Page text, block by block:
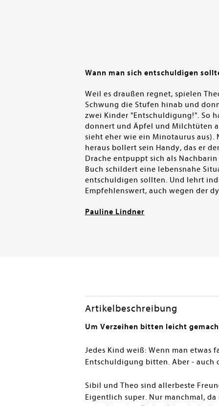
Wann man sich entschuldigen
Weil es draußen regnet, spielen
Schwung die Stufen hinab und
zwei Kinder "Entschuldigung!". So
donnert und Äpfel und Milchtüten
sieht eher wie ein Minotaurus aus).
heraus bollert sein Handy, das er
Drache entpuppt sich als
Buch schildert eine lebensnahe
entschuldigen sollten. Und lehrt
Empfehlenswert, auch wegen der
Pauline Lindner
Artikelbeschreibung
Um Verzeihen bitten leicht
Jedes Kind weiß: Wenn man etwas
Entschuldigung bitten. Aber - auch
Sibil und Theo sind allerbeste
Eigentlich super. Nur manchmal,